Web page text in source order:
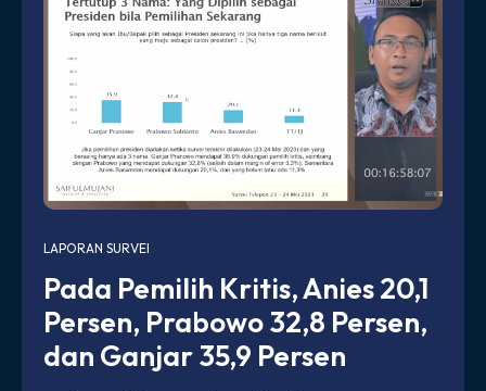
LAPORAN SURVEI
Pada Pemilih Kritis, Anies 20,1
Persen, Prabowo 32,8 Persen,
dan Ganjar 35,9 Persen